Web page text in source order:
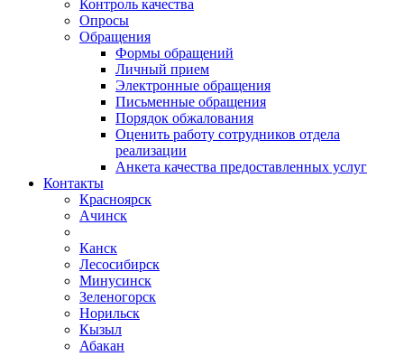
Контроль качества
Опросы
Обращения
Формы обращений
Личный прием
Электронные обращения
Письменные обращения
Порядок обжалования
Оценить работу сотрудников отдела
реализации
Анкета качества предоставленных услуг
Контакты
Красноярск
Ачинск
Канск
Лесосибирск
Минусинск
Зеленогорск
Норильск
Кызыл
Абакан